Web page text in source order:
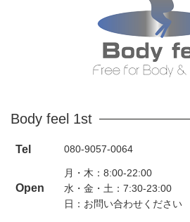
Body feel 1st
Tel 080-9057-0064
Open
月・木：8:00-22:00
水・金・土：7:30-23:00
日：お問い合わせください